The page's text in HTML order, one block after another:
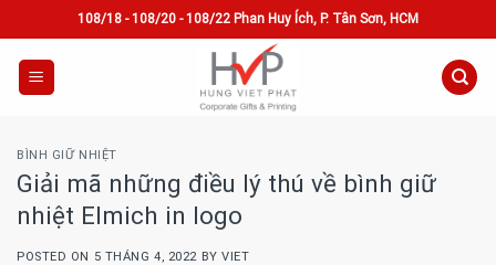
to
content
108/18 - 108/20 - 108/22 Phan Huy Ích, P. Tân Sơn, HCM
BÌNH GIỮ NHIỆT
Giải mã những điều lý thú về bình giữ
nhiệt Elmich in logo
POSTED ON 5 THÁNG 4, 2022 BYVIET